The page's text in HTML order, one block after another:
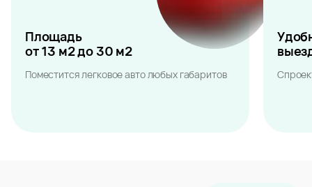
Площадь
от 13 м2 до 30 м2
Поместится легковое авто любых габаритов